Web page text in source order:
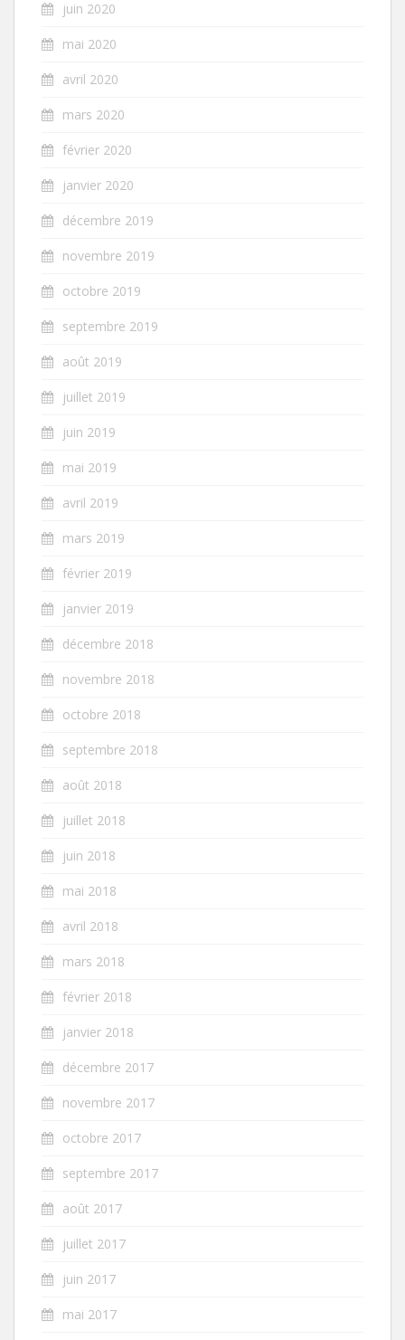
juin 2020
mai 2020
avril 2020
mars 2020
février 2020
janvier 2020
décembre 2019
novembre 2019
octobre 2019
septembre 2019
août 2019
juillet 2019
juin 2019
mai 2019
avril 2019
mars 2019
février 2019
janvier 2019
décembre 2018
novembre 2018
octobre 2018
septembre 2018
août 2018
juillet 2018
juin 2018
mai 2018
avril 2018
mars 2018
février 2018
janvier 2018
décembre 2017
novembre 2017
octobre 2017
septembre 2017
août 2017
juillet 2017
juin 2017
mai 2017